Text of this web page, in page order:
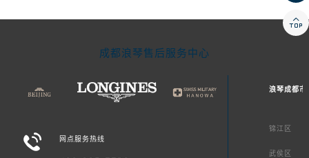
成都浪琴售后服务中心
 网点服务热线
浪琴成都市
锦江区
武侯区
